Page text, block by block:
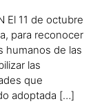
El 11 de octubre
para reconocer
humanos de las
las
que
adoptada […]